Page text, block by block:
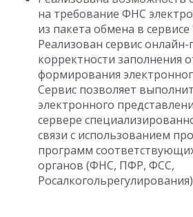
на требование ФНС
из пакета обмена в
Реализован сервис
корректности заполнения
формирования
Сервис позволяет
электронного
сервере
связи с использованием
программ
органов (ФНС, ПФР, ФСС,